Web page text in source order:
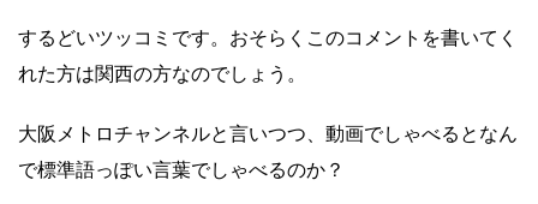
するどいツッコミです。おそらくこのコメントを書いてく
れた方は関西の方なのでしょう。
大阪メトロチャンネルと言いつつ、動画でしゃべるとなん
で標準語っぽい言葉でしゃべるのか？